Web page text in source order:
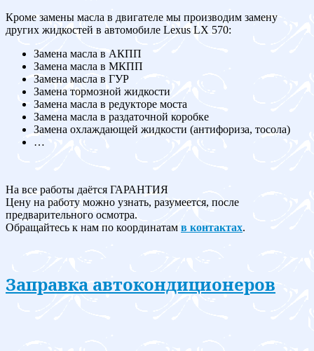
Кроме замены масла в двигателе мы производим замену
других жидкостей в автомобиле Lexus LX 570:
Замена масла в АКПП
Замена масла в МКПП
Замена масла в ГУР
Замена тормозной жидкости
Замена масла в редукторе моста
Замена масла в раздаточной коробке
Замена охлаждающей жидкости (антифориза, тосола)
…
На все работы даётся ГАРАНТИЯ
Цену на работу можно узнать, разумеется, после
предварительного осмотра.
Обращайтесь к нам по координатам в контактах.
Заправка автокондиционеров